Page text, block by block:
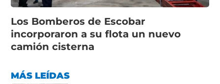
Los Bomberos de Escobar
incorporaron a su flota un nuevo
camión cisterna
MÁS LEÍDAS